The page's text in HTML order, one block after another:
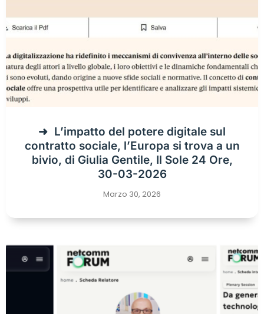
L’impatto del potere digitale sul
contratto sociale, l’Europa si trova a un
bivio, di Giulia Gentile, Il Sole 24 Ore,
30-03-2026
Marzo 30, 2026